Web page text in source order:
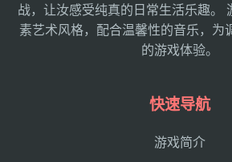
战，让汝感受纯真的日常生活乐趣。
素艺术风格，配合温馨性的音乐，为
的游戏体验。
快速导航
游戏简介